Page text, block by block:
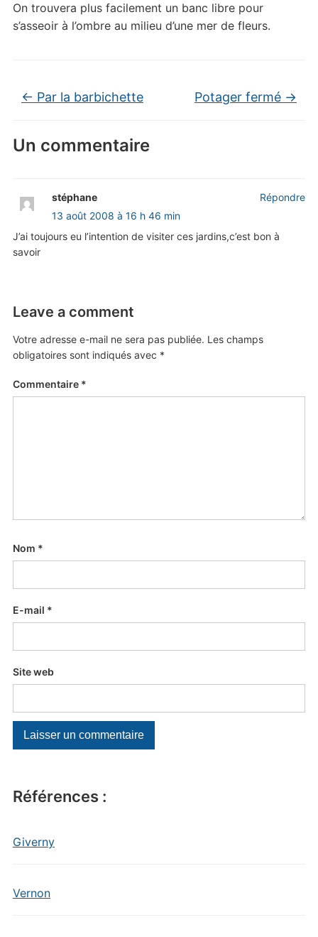
Références :
Giverny
Vernon
On trouvera plus facilement un banc libre pour
s’asseoir à l’ombre au milieu d’une mer de fleurs.
← Par la barbichette Potager fermé →
Un commentaire
stéphane
13 août 2008 à 16 h 46 min
J’ai toujours eu l’intention de visiter ces jardins,c’est bon à
savoir
Répondre
Leave a comment
Votre adresse e-mail ne sera pas publiée. Les champs
obligatoires sont indiqués avec *
Commentaire *
Nom *
E-mail *
Site web